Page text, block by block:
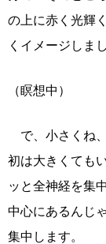
の上に赤く光輝
くイメージしま
（瞑想中）
で、小さくね
初は大きくても
ッと全神経を集
中心にあるんじ
集中します。